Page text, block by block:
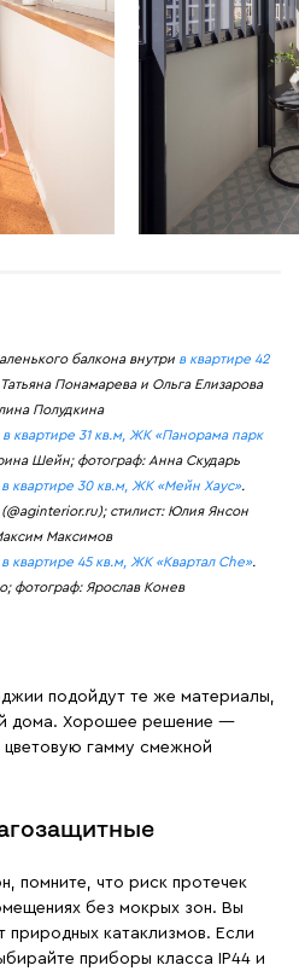
балкона внутри в квартире 42
Понамарева и Ольга Елизарова
Полудкина
квартире 31 кв.м, ЖК «Панорама парк
Шейн; фотограф: Анна Скударь
квартире 30 кв.м, ЖК «Мейн Хаус».
стилист: Юлия Янсон
Максимов
квартире 45 кв.м, ЖК «Квартал Che».
фотограф: Ярослав Конев
подойдут те же материалы,
дома. Хорошее решение —
гамму смежной
помните, что риск протечек
без мокрых зон. Вы
природных катаклизмов. Если
приборы класса IP44 и